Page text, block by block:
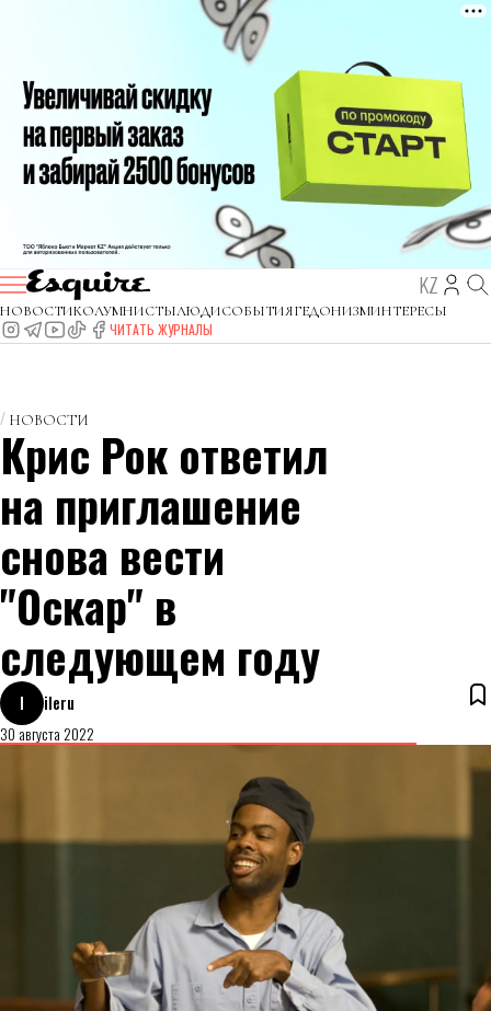
KZ
НОВОСТИКОЛУМНИСТЫЛЮДИСОБЫТИЯГЕДОНИЗМИНТЕРЕСЫ
ЧИТАТЬ ЖУРНАЛЫ
НОВОСТИ
Крис Рок ответил
на приглашение
снова вести
"Оскар" в
следующем году
I
ileru
30 августа 2022